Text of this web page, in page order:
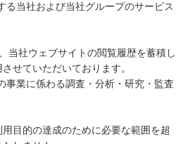
る当社および当社グループのサービス
当社ウェブサイトの閲覧履歴を蓄積し
せていただいております。
事業に係わる調査・分析・研究・監査
目的の達成のために必要な範囲を超